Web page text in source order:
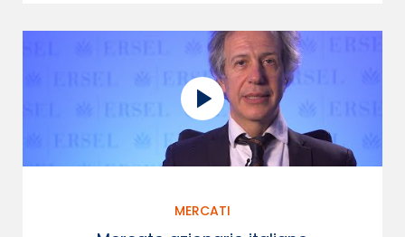
MERCATI